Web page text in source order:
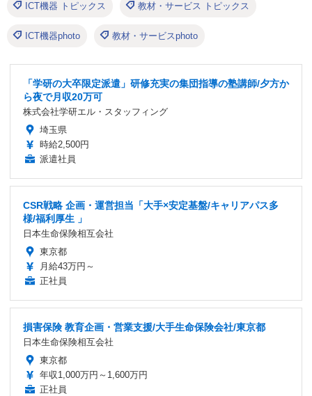
ICT機器 トピックス 教材・サービス トピックス
ICT機器photo 教材・サービスphoto
「学研の大卒限定派遣」研修充実の集団指導の塾講師/夕方か
ら夜で月収20万可
株式会社学研エル・スタッフィング
埼玉県
時給2,500円
派遣社員
CSR戦略 企画・運営担当「大手×安定基盤/キャリアパス多
様/福利厚生 」
日本生命保険相互会社
東京都
月給43万円～
正社員
損害保険 教育企画・営業支援/大手生命保険会社/東京都
日本生命保険相互会社
東京都
年収1,000万円～1,600万円
正社員